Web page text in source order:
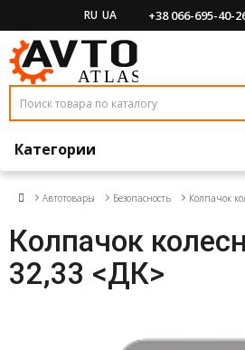
RU UA +38 066-695-40-
Категории
Автотовары Безопасность Колпачок
Колпачок
32,33 <ДК>